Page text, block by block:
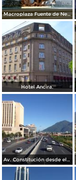
Macroplaza Fuente de Neptuno
Hotel Ancira.
Av. Constitución desde el Pabellon M. Diciembre/2016